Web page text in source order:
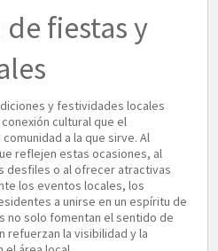
fiestas y
y festividades locales
cultural que el
a la que sirve. Al
reflejen estas ocasiones, al
desfiles o al ofrecer atractivas
los eventos locales, los
a unirse en un espíritu de
no solo fomentan el sentido de
refuerzan la visibilidad y la